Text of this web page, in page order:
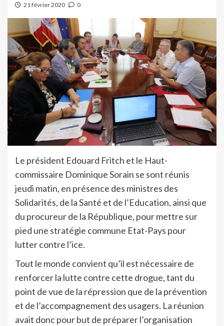
21 février 2020 0
Le président Edouard Fritch et le Haut-
commissaire Dominique Sorain se sont réunis
jeudi matin, en présence des ministres des
Solidarités, de la Santé et de l’Education, ainsi que
du procureur de la République, pour mettre sur
pied une stratégie commune Etat-Pays pour
lutter contre l’ice.
Tout le monde convient qu’il est nécessaire de
renforcer la lutte contre cette drogue, tant du
point de vue de la répression que de la prévention
et de l’accompagnement des usagers. La réunion
avait donc pour but de préparer l’organisation